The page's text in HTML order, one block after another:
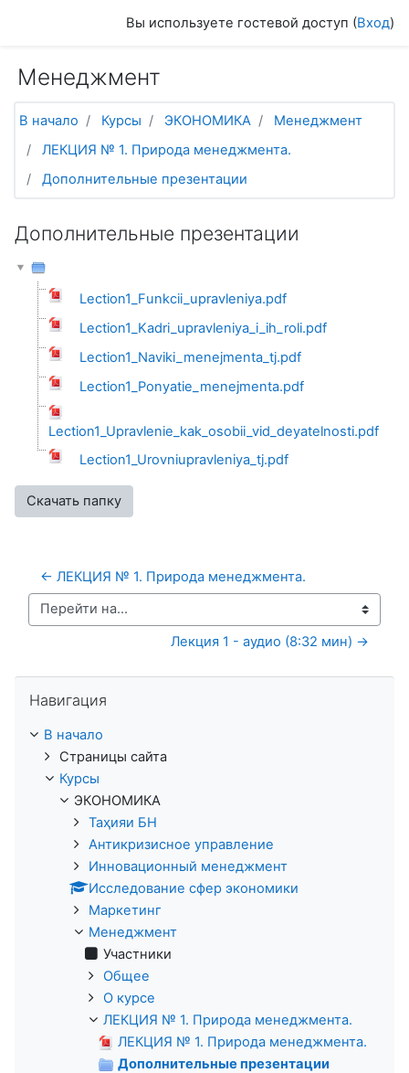
Вы используете гостевой доступ (Вход)
Менеджмент
В начало Курсы ЭКОНОМИКА
Менеджмент
ЛЕКЦИЯ № 1. Природа менеджмента.
Дополнительные презентации
Дополнительные презентации
Lection1_Funkcii_upravleniya.pdf
Lection1_Kadri_upravleniya_i_ih_roli.pdf
Lection1_Naviki_menejmenta_tj.pdf
Lection1_Ponyatie_menejmenta.pdf
Lection1_Upravlenie_kak_osobii_vid_deyatelnosti.pdf
Lection1_Urovniupravleniya_tj.pdf
Скачать папку
← ЛЕКЦИЯ № 1. Природа менеджмента.
Перейти на...
Лекция 1 - аудио (8:32 мин) →
Навигация
В начало
Страницы сайта
Курсы
ЭКОНОМИКА
Таҳияи БН
Антикризисное управление
Инновационный менеджмент
Исследование сфер экономики
Маркетинг
Менеджмент
Участники
Общее
О курсе
ЛЕКЦИЯ № 1. Природа менеджмента.
ЛЕКЦИЯ № 1. Природа менеджмента.
Дополнительные презентации